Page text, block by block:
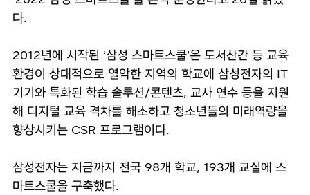
다.
2012년에 시작된 ‘삼성 스마트스쿨’은 도서산간 등 교육
환경이 상대적으로 열악한 지역의 학교에 삼성전자의 IT
기기와 특화된 학습 솔루션/콘텐츠, 교사 연수 등을 지원
해 디지털 교육 격차를 해소하고 청소년들의 미래역량을
향상시키는 CSR 프로그램이다.
삼성전자는 지금까지 전국 98개 학교, 193개 교실에 스
마트스쿨을 구축했다.